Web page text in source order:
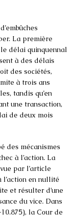
La première
délai quinquennal
à des délais
des sociétés,
à trois ans
tandis qu’en
une transaction,
de deux mois
des mécanismes
à l’action. La
par l’article
l’action en nullité
et résulter d’une
du vice. Dans
la Cour de